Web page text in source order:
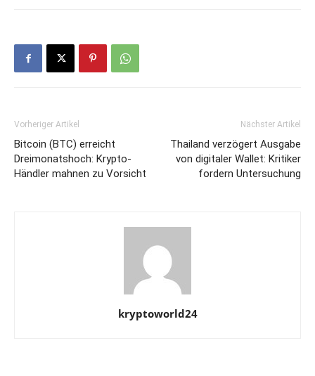
Vorheriger Artikel
Bitcoin (BTC) erreicht
Dreimonatshoch: Krypto-
Händler mahnen zu Vorsicht
Nächster Artikel
Thailand verzögert Ausgabe
von digitaler Wallet: Kritiker
fordern Untersuchung
kryptoworld24